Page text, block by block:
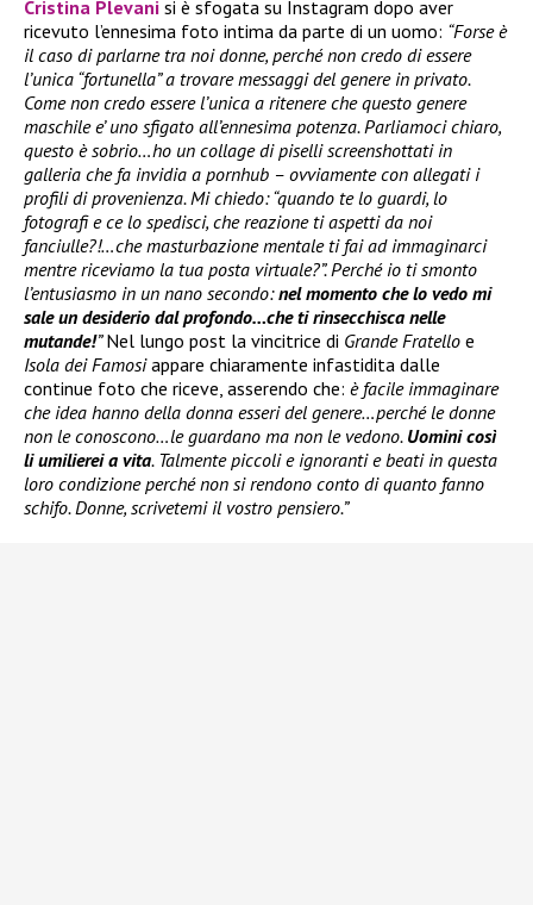
Cristina Plevani si è sfogata su Instagram dopo aver
ricevuto l’ennesima foto intima da parte di un uomo: “Forse è
il caso di parlarne tra noi donne, perché non credo di essere
l’unica “fortunella” a trovare messaggi del genere in privato.
Come non credo essere l’unica a ritenere che questo genere
maschile e’ uno sfigato all’ennesima potenza. Parliamoci chiaro,
questo è sobrio…ho un collage di piselli screenshottati in
galleria che fa invidia a pornhub – ovviamente con allegati i
profili di provenienza. Mi chiedo: “quando te lo guardi, lo
fotografi e ce lo spedisci, che reazione ti aspetti da noi
fanciulle?!…che masturbazione mentale ti fai ad immaginarci
mentre riceviamo la tua posta virtuale?”. Perché io ti smonto
l’entusiasmo in un nano secondo:nel momento che lo vedo mi
sale un desiderio dal profondo…che ti rinsecchisca nelle
mutande!”Nel lungo post la vincitrice di Grande Fratello e
Isola dei Famosiappare chiaramente infastidita dalle
continue foto che riceve, asserendo che: è facile immaginare
che idea hanno della donna esseri del genere…perché le donne
non le conoscono…le guardano ma non le vedono. Uomini così
li umilierei a vita. Talmente piccoli e ignoranti e beati in questa
loro condizione perché non si rendono conto di quanto fanno
schifo. Donne, scrivetemi il vostro pensiero.”